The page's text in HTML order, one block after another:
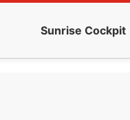
Sunrise Cockpit